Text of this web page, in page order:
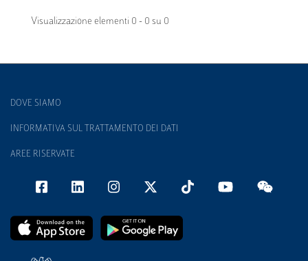
Visualizzazione elementi 0 - 0 su 0
DOVE SIAMO
INFORMATIVA SUL TRATTAMENTO DEI DATI
AREE RISERVATE